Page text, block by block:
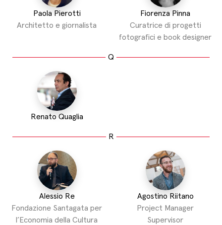
Paola Pierotti
Architetto e giornalista
Fiorenza Pinna
Curatrice di progetti
fotografici e book designer
Q
Renato Quaglia
R
Alessio Re
Fondazione Santagata per
l’Economia della Cultura
Agostino Riitano
Project Manager
Supervisor